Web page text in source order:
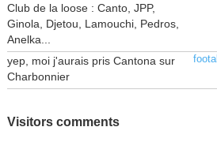
Club de la loose : Canto, JPP,
Ginola, Djetou, Lamouchi, Pedros,
Anelka...
yep, moi j'aurais pris Cantona sur
Charbonnier
Visitors comments